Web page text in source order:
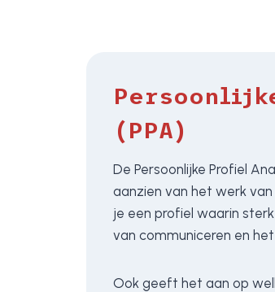
(PPA)
De Persoonlijke Profiel
aanzien van het werk
je een profiel waarin
van communiceren en
Ook geeft het aan op